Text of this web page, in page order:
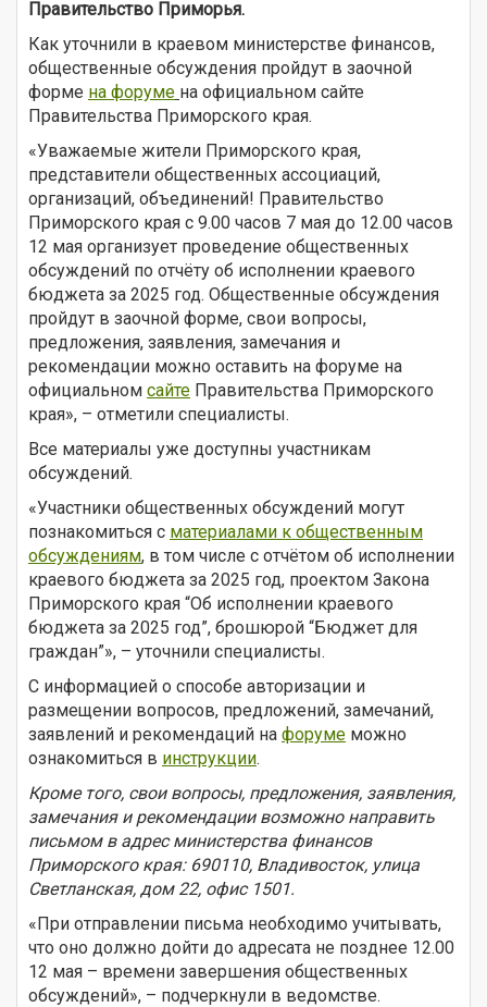
Правительство Приморья.
Как уточнили в краевом министерстве финансов,
общественные обсуждения пройдут в заочной
форме на форуме на официальном сайте
Правительства Приморского края.
«Уважаемые жители Приморского края,
представители общественных ассоциаций,
организаций, объединений! Правительство
Приморского края с 9.00 часов 7 мая до 12.00 часов
12 мая организует проведение общественных
обсуждений по отчёту об исполнении краевого
бюджета за 2025 год. Общественные обсуждения
пройдут в заочной форме, свои вопросы,
предложения, заявления, замечания и
рекомендации можно оставить на форуме на
официальном сайте Правительства Приморского
края», – отметили специалисты.
Все материалы уже доступны участникам
обсуждений.
«Участники общественных обсуждений могут
познакомиться с материалами к общественным
обсуждениям, в том числе c отчётом об исполнении
краевого бюджета за 2025 год, проектом Закона
Приморского края “Об исполнении краевого
бюджета за 2025 год”, брошюрой “Бюджет для
граждан”», – уточнили специалисты.
С информацией о способе авторизации и
размещении вопросов, предложений, замечаний,
заявлений и рекомендаций на форуме можно
ознакомиться в инструкции.
Кроме того, свои вопросы, предложения, заявления,
замечания и рекомендации возможно направить
письмом в адрес министерства финансов
Приморского края: 690110, Владивосток, улица
Светланская, дом 22, офис 1501.
«При отправлении письма необходимо учитывать,
что оно должно дойти до адресата не позднее 12.00
12 мая – времени завершения общественных
обсуждений», – подчеркнули в ведомстве.